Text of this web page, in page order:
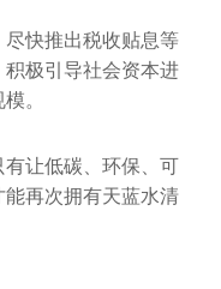
快推出税收贴息等
极引导社会资本进
。
让低碳、环保、可
再次拥有天蓝水清